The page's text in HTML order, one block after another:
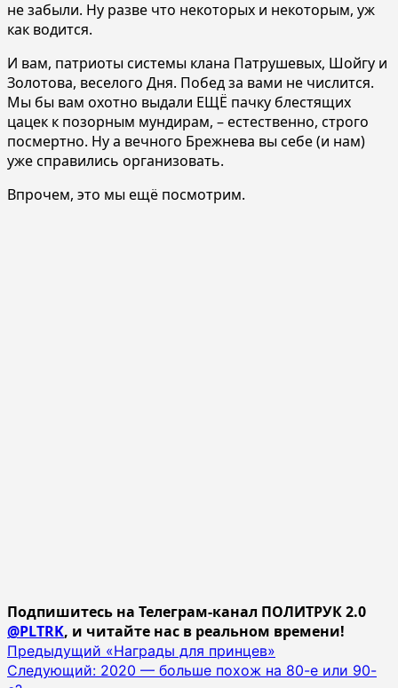
не забыли. Ну разве что некоторых и некоторым, уж
как водится.
И вам, патриоты системы клана Патрушевых, Шойгу и
Золотова, веселого Дня. Побед за вами не числится.
Мы бы вам охотно выдали ЕЩЁ пачку блестящих
цацек к позорным мундирам, – естественно, строго
посмертно. Ну а вечного Брежнева вы себе (и нам)
уже справились организовать.
Впрочем, это мы ещё посмотрим.
Подпишитесь на Телеграм-канал ПОЛИТРУК 2.0
@PLTRK, и читайте нас в реальном времени!
Навигация
записи
Предыдущий «Награды для принцев»
Следующий: 2020 — больше похож на 80-е или 90-